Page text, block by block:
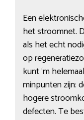
Een
het stroomnet.
als het echt
op
kunt ‘m
minpunten zijn:
hogere
defecten. Te